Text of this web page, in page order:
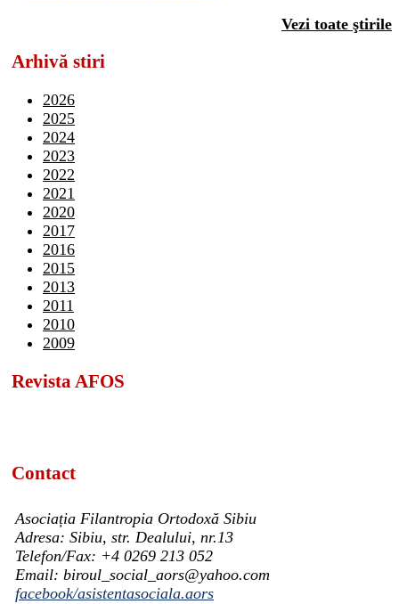
Vezi toate ştirile
Arhivă stiri
2026
2025
2024
2023
2022
2021
2020
2017
2016
2015
2013
2011
2010
2009
Revista AFOS
Contact
Asociația Filantropia Ortodoxă Sibiu
Adresa: Sibiu, str. Dealului, nr.13
Telefon/Fax: +4 0269 213 052
Email: biroul_social_aors@yahoo.com
facebook/asistentasociala.aors